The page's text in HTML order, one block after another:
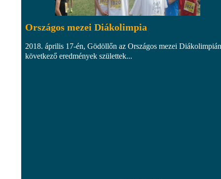
Országos mezei Diákolimpia
2018. április 17-én, Gödöllőn az Országos mezei
következő eredmények születtek...